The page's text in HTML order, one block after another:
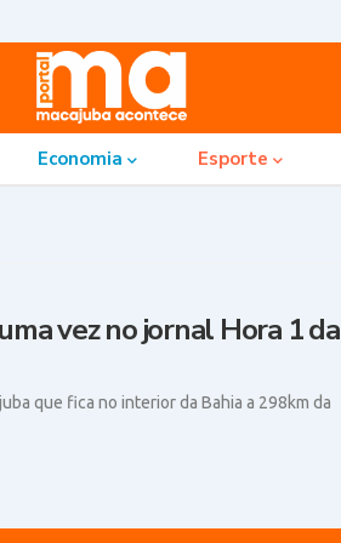
Economia Esporte
vez no jornal Hora 1 da
que fica no interior da Bahia a 298km da